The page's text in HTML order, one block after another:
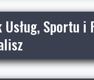
Sportu i